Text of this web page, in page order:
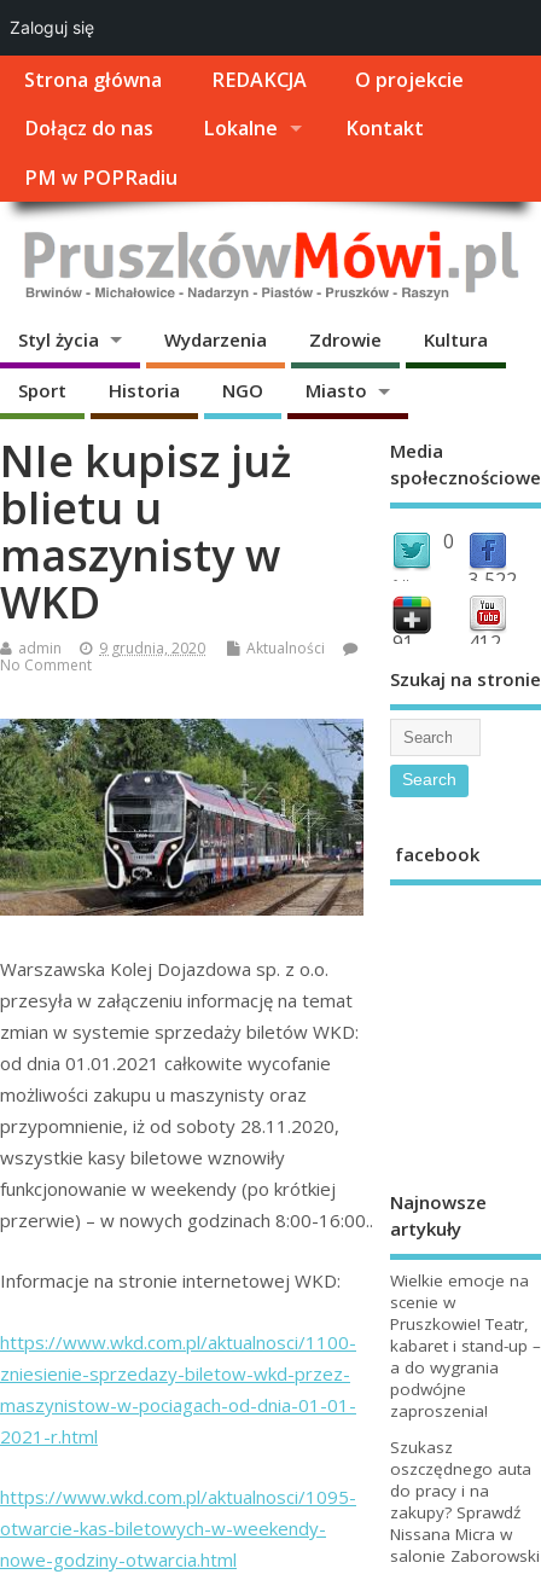
Strona główna REDAKCJA
O projekcie
Dołącz do nas
Lokalne
Kontakt
PM w POPRadiu
Styl życia Wydarzenia Zdrowie Kultura
Sport Historia NGO Miasto
NIe kupisz już
blietu u
maszynisty w
WKD
admin 9 grudnia, 2020
Aktualności
No Comment
Warszawska Kolej Dojazdowa sp. z o.o.
przesyła w załączeniu informację na temat
zmian w systemie sprzedaży biletów WKD:
od dnia 01.01.2021 całkowite wycofanie
możliwości zakupu u maszynisty oraz
przypomnienie, iż od soboty 28.11.2020,
wszystkie kasy biletowe wznowiły
funkcjonowanie w weekendy (po krótkiej
przerwie) – w nowych godzinach 8:00-16:00..
Informacje na stronie internetowej WKD:
https://www.wkd.com.pl/aktualnosci/1100-
zniesienie-sprzedazy-biletow-wkd-przez-
maszynistow-w-pociagach-od-dnia-01-01-
2021-r.html
https://www.wkd.com.pl/aktualnosci/1095-
otwarcie-kas-biletowych-w-weekendy-
nowe-godziny-otwarcia.html
Media
społecznościowe
0
followers 3,522
fans
91 412
Szukaj na stronie
facebook
Najnowsze
artykuły
Wielkie emocje na
scenie w
Pruszkowie! Teatr,
kabaret i stand-up –
a do wygrania
podwójne
zaproszenia!
Szukasz
oszczędnego auta
do pracy i na
zakupy? Sprawdź
Nissana Micra w
salonie Zaborowski
Zaloguj się